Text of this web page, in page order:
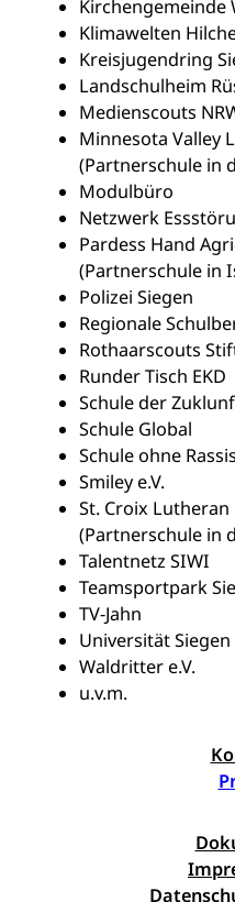
Kirchengemeinde
Klimawelten
Kreisjugendring
Landschulheim
Medienscouts
Minnesota Valley
(Partnerschule in
Modulbüro
Netzwerk
Pardess Hand
(Partnerschule in
Polizei Siegen
Regionale
Rothaarscouts
Runder Tisch EKD
Schule der
Schule Global
Schule ohne
Smiley e.V.
St. Croix Lutheran
(Partnerschule in
Talentnetz SIWI
Teamsportpark
TV-Jahn
Universität Siegen
Waldritter e.V.
u.v.m.